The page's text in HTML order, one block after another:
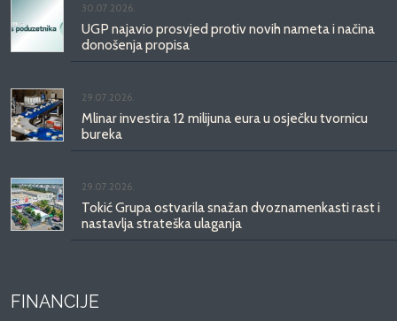
30.07.2026.
UGP najavio prosvjed protiv novih nameta i načina
donošenja propisa
29.07.2026.
Mlinar investira 12 milijuna eura u osječku tvornicu
bureka
29.07.2026.
Tokić Grupa ostvarila snažan dvoznamenkasti rast i
nastavlja strateška ulaganja
FINANCIJE